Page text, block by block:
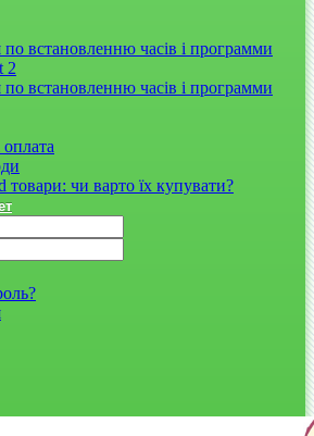
по встановленню часів і программи
2
по встановленню часів і программи
оплата
товари: чи варто їх купувати?